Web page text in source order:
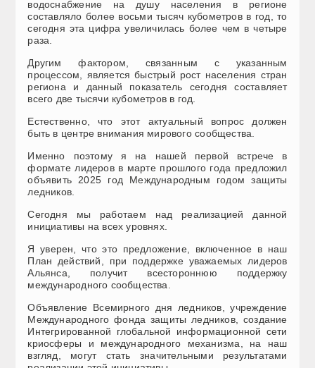
водоснабжение на душу населения в регионе
составляло более восьми тысяч кубометров в год, то
сегодня эта цифра увеличилась более чем в четыре
раза.
Другим фактором, связанным с указанным
процессом, является быстрый рост населения стран
региона и данный показатель сегодня составляет
всего две тысячи кубометров в год.
Естественно, что этот актуальный вопрос должен
быть в центре внимания мирового сообщества.
Именно поэтому я на нашей первой встрече в
формате лидеров в марте прошлого года предложил
объявить 2025 год Международным годом защиты
ледников.
Сегодня мы работаем над реализацией данной
инициативы на всех уровнях.
Я уверен, что это предложение, включенное в наш
План действий, при поддержке уважаемых лидеров
Альянса, получит всестороннюю поддержку
международного сообщества.
Объявление Всемирного дня ледников, учреждение
Международного фонда защиты ледников, создание
Интегрированной глобальной информационной сети
криосферы и международного механизма, на наш
взгляд, могут стать значительными результатами